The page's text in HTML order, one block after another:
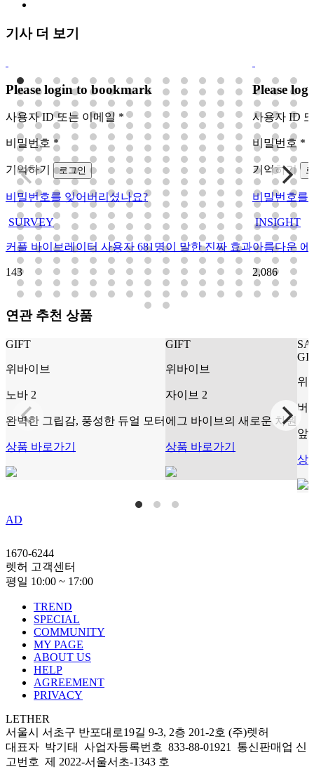
기사 더 보기
Please login to bookmark
사용자 ID 또는 이메일 *
비밀번호 *
기억하기 로그인
비밀번호를 잊어버리셨나요?
SURVEY
커플 바이브레이터 사용자 681명이 말한 진짜 효과
143
Please
사용자 ID
비밀번호 *
기억하기
비밀번호를
INSIGHT
아름다운
2,086
연관 추천 상품
GIFT
위바이브
노바 2
완벽한 그립감, 풍성한 듀얼 모터
상품 바로가기
GIFT
위바이브
자이브 2
에그 바이브의 새로운 차원
상품 바로가기
위
버
앞
상
AD
1670-6244
렛허 고객센터
평일 10:00 ~ 17:00
TREND
SPECIAL
COMMUNITY
MY PAGE
ABOUT US
HELP
AGREEMENT
PRIVACY
LETHER
서울시 서초구 반포대로19길 9-3, 2층 201-2호 (주)렛허
대표자 박기태 사업자등록번호 833-88-01921 통신판매업 신
고번호 제 2022-서울서초-1343 호